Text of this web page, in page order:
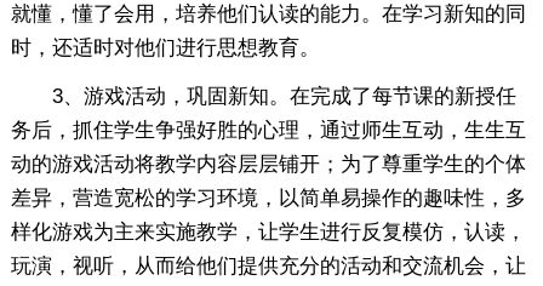
就懂，懂了会用，培养他们认读的能力。在学习新知的同
时，还适时对他们进行思想教育。
3、游戏活动，巩固新知。在完成了每节课的新授任
务后，抓住学生争强好胜的心理，通过师生互动，生生互
动的游戏活动将教学内容层层铺开；为了尊重学生的个体
差异，营造宽松的学习环境，以简单易操作的趣味性，多
样化游戏为主来实施教学，让学生进行反复模仿，认读，
玩演，视听，从而给他们提供充分的活动和交流机会，让